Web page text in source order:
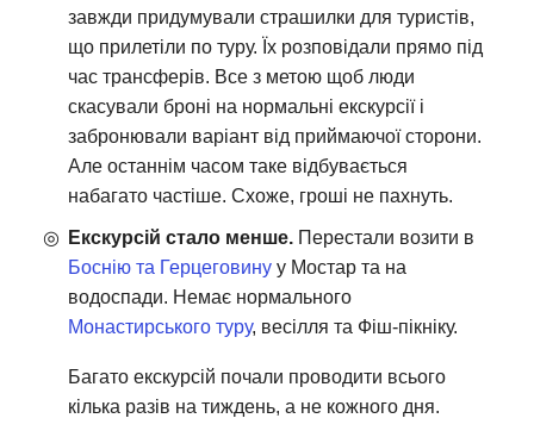
завжди придумували страшилки для туристів,
що прилетіли по туру. Їх розповідали прямо під
час трансферів. Все з метою щоб люди
скасували броні на нормальні екскурсії і
забронювали варіант від приймаючої сторони.
Але останнім часом таке відбувається
набагато частіше. Схоже, гроші не пахнуть.
Екскурсій стало менше. Перестали возити в
Боснію та Герцеговину у Мостар та на
водоспади. Немає нормального
Монастирського туру, весілля та Фіш-пікніку.
Багато екскурсій почали проводити всього
кілька разів на тиждень, а не кожного дня.